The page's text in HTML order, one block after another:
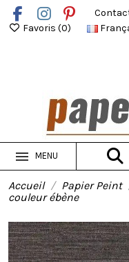
Favoris (0)
MENU
Accueil Papier Peint
couleur ébène